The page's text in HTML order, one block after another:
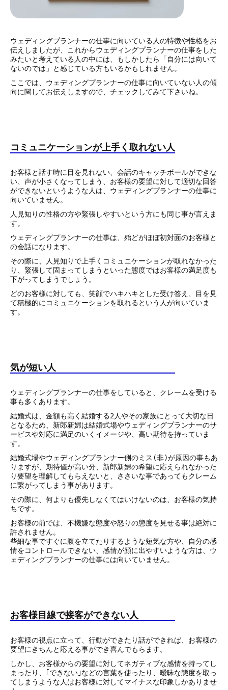
ウェディングプランナーの仕事に向いている人の特徴や性格をお
伝えしましたが、これからウェディングプランナーの仕事をした
みたいと考えている人の中には、もしかしたら「自分には向いて
ないのでは」と感じている方もいるかもしれません。
ここでは、ウェディングプランナーの仕事に向いていない人の傾
向に関してお伝えしますので、チェックしてみて下さいね。
コミュニケーションが上手く取れない人
お客様と話す時に目を見れない、会話のキャッチボールができな
い、声が小さくなってしまう、お客様の要望に対して適切な回答
ができないというような人は、ウェディングプランナーの仕事に
向いていません。
人見知りの性格の方や緊張しやすいという方にも同じ事が言えま
す。
ウェディングプランナーの仕事は、殆どがほぼ初対面のお客様と
の会話になります。
その際に、人見知りで上手くコミュニケーションが取れなかった
り、緊張して固まってしまうといった態度ではお客様の満足度も
下がってしまうでしょう。
どのお客様に対しても、笑顔でハキハキとした受け答え、目を見
て積極的にコミュニケーションを取れるという人が向いていま
す。
気が短い人
ウェディングプランナーの仕事をしていると、クレームを受ける
事も多くあります。
結婚式は、金額も高く結婚する2人やその家族にとって大切な日
となるため、新郎新婦は結婚式場やウェディングプランナーのサ
ービスや対応に満足のいくイメージや、高い期待を持っていま
す。
結婚式場やウェディングプランナー側のミス(非)が原因の事もあ
りますが、期待値が高い分、新郎新婦の希望に応えられなかった
り要望を理解してもらえないと、ささいな事であってもクレーム
に繋がってしまう事があります。
その際に、何よりも優先しなくてはいけないのは、お客様の気持
ちです。
お客様の前では、不機嫌な態度や怒りの態度を見せる事は絶対に
許されません。
些細な事ですぐに腹を立てたりするような短気な方や、自分の感
情をコントロールできない、感情が顔に出やすいような方は、ウ
ェディングプランナーの仕事には向いていません。
お客様目線で接客ができない人
お客様の視点に立って、行動ができたり話ができれば、お客様の
要望にきちんと応える事ができ喜んでもらます。
しかし、お客様からの要望に対してネガティブな感情を持ってし
まったり、｢できない｣などの言葉を使ったり、曖昧な態度を取っ
てしまうような人はお客様に対してマイナスな印象しかありませ